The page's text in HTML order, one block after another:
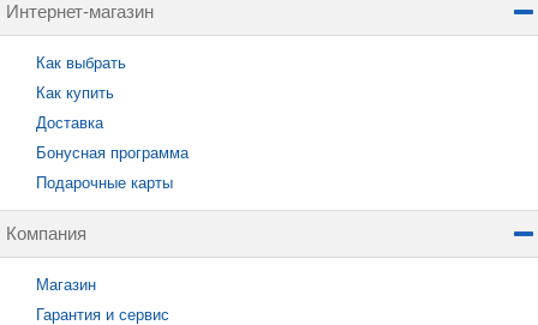
Интернет-магазин
Как выбрать
Как купить
Доставка
Бонусная программа
Подарочные карты
Компания
Магазин
Гарантия и сервис